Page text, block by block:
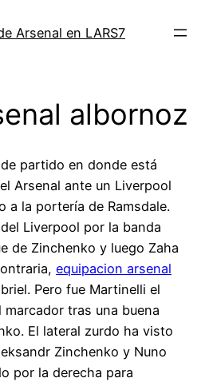
Arsenal en LARS7
albornoz
partido en donde está
Arsenal ante un Liverpool
a la portería de Ramsdale.
Liverpool por la banda
de Zinchenko y luego Zaha
equipacion arsenal
Pero fue Martinelli el
tras una buena
El lateral zurdo ha visto
Zinchenko y Nuno
por la derecha para